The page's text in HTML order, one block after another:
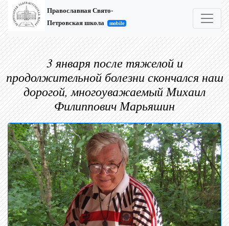
Православная Свято-
Петровская школа mobile
3 января после тяжелой и
продолжительной болезни скончался наш
дорогой, многоуважаемый Михаил
Филиппович Марьяшин